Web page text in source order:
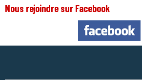
Nous rejoindre sur Facebook